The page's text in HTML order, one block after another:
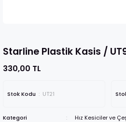
Starline Plastik Kasis /
330,00 TL
Stok Kodu UT21
Kategori
Hız Kesiciler ve